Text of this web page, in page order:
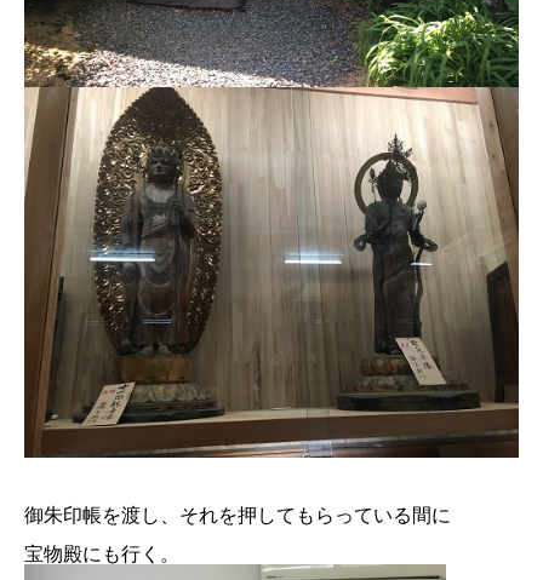
御朱印帳を渡し、それを押してもらっている間に
宝物殿にも行く。